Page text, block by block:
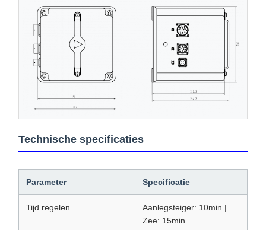
Technische specificaties
Parameter Specificatie
Tijd regelen
Aanlegsteiger: 10min |
Zee: 15min